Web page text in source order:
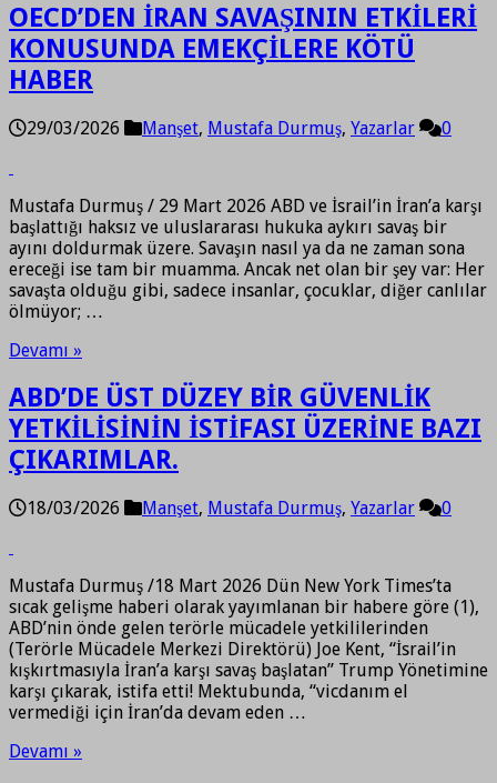
OECD’DEN İRAN SAVAŞININ ETKİLERİ
KONUSUNDA EMEKÇİLERE KÖTÜ
HABER
29/03/2026 Manşet, Mustafa Durmuş, Yazarlar 0
Mustafa Durmuş / 29 Mart 2026 ABD ve İsrail’in İran’a karşı
başlattığı haksız ve uluslararası hukuka aykırı savaş bir
ayını doldurmak üzere. Savaşın nasıl ya da ne zaman sona
ereceği ise tam bir muamma. Ancak net olan bir şey var: Her
savaşta olduğu gibi, sadece insanlar, çocuklar, diğer canlılar
ölmüyor; …
Devamı »
ABD’DE ÜST DÜZEY BİR GÜVENLİK
YETKİLİSİNİN İSTİFASI ÜZERİNE BAZI
ÇIKARIMLAR.
18/03/2026 Manşet, Mustafa Durmuş, Yazarlar 0
Mustafa Durmuş /18 Mart 2026 Dün New York Times’ta
sıcak gelişme haberi olarak yayımlanan bir habere göre (1),
ABD’nin önde gelen terörle mücadele yetkililerinden
(Terörle Mücadele Merkezi Direktörü) Joe Kent, “İsrail’in
kışkırtmasıyla İran’a karşı savaş başlatan” Trump Yönetimine
karşı çıkarak, istifa etti! Mektubunda, “vicdanım el
vermediği için İran’da devam eden …
Devamı »